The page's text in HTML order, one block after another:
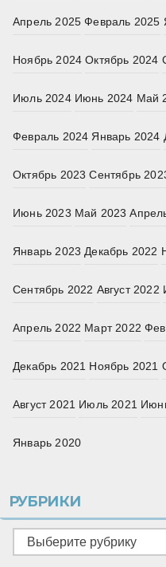
Апрель 2025 Февраль 2025
Ноябрь 2024 Октябрь 2024
Июль 2024 Июнь 2024 Май
Февраль 2024 Январь 2024
Октябрь 2023 Сентябрь
Июнь 2023 Май 2023
Январь 2023 Декабрь 2022
Сентябрь 2022 Август 2022
Апрель 2022 Март 2022
Декабрь 2021 Ноябрь 2021
Август 2021 Июль 2021
Январь 2020
РУБРИКИ
Рубрики